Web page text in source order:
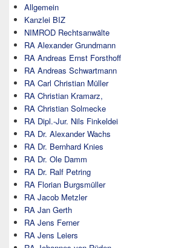
Allgemein
Kanzlei BIZ
NIMROD Rechtsanwälte
RA Alexander Grundmann
RA Andreas Ernst Forsthoff
RA Andreas Schwartmann
RA Carl Christian Müller
RA Christian Kramarz,
RA Christian Solmecke
RA Dipl.-Jur. Nils Finkeldei
RA Dr. Alexander Wachs
RA Dr. Bernhard Knies
RA Dr. Ole Damm
RA Dr. Ralf Petring
RA Florian Burgsmüller
RA Jacob Metzler
RA Jan Gerth
RA Jens Ferner
RA Jens Leiers